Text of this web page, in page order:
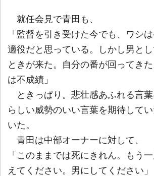
就任会見で青田も、
「監督を引き受けた今でも、ワシ
適役だと思っている。しかし男と
ときが来た。自分の番が回ってき
は不成績」
ときっぱり。悲壮感あふれる言
らしい威勢のいい言葉を期待して
いた。
青田は中部オーナーに対して、
「このままでは死にきれん。もう
えてください。男にしてください」